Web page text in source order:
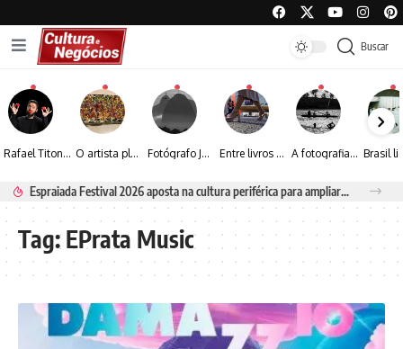
Buscar
Rafael Titonelly leva magia e acolhimento a crianças em tratamento oncológico em Juiz de Fora O artista plástico Jorge Luiz transforma sustentabilidade e criatividade em arte contemporânea Fotógrafo José Roberto apresenta um olhar sensível sobre arquitetura, formas e luz na fotografia Entre livros e fotografia autoral, Sebastião Reis consolida uma trajetória marcada pelo olhar artístico A fotografia contemporânea de Cynthia Feyh Jappur entre luz, movimento e arte
Espraiada Festival 2026 aposta na cultura periférica para ampliar oportunidades na zona sul
Tag:EPrata Music